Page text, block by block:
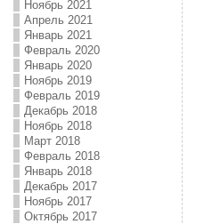
Ноябрь 2021
Апрель 2021
Январь 2021
Февраль 2020
Январь 2020
Ноябрь 2019
Февраль 2019
Декабрь 2018
Ноябрь 2018
Март 2018
Февраль 2018
Январь 2018
Декабрь 2017
Ноябрь 2017
Октябрь 2017